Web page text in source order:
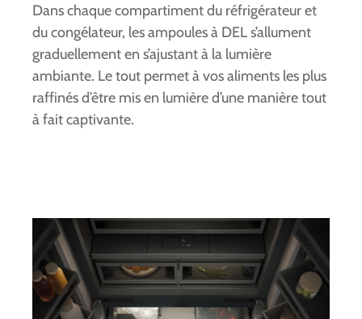
Dans chaque compartiment du réfrigérateur et
du congélateur, les ampoules à DEL s’allument
graduellement en s’ajustant à la lumière
ambiante. Le tout permet à vos aliments les plus
raffinés d’être mis en lumière d’une manière tout
à fait captivante.